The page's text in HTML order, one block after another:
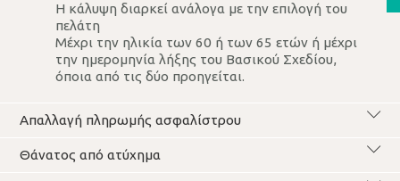
Η κάλυψη διαρκεί ανάλογα με την επιλογή του
πελάτη
Μέχρι την ηλικία των 60 ή των 65 ετών ή μέχρι
την ημερομηνία λήξης του Βασικού Σχεδίου,
όποια από τις δύο προηγείται.
Απαλλαγή πληρωμής ασφαλίστρου
Θάνατος από ατύχημα